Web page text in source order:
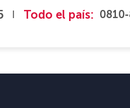
Todo el país: